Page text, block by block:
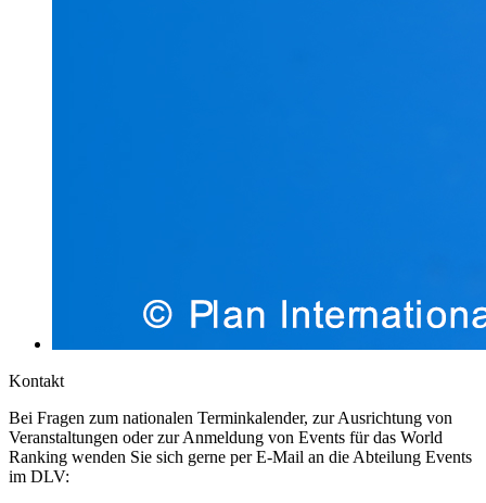
Kontakt
Bei Fragen zum nationalen Terminkalender, zur Ausrichtung von
Veranstaltungen oder zur Anmeldung von Events für das World
Ranking wenden Sie sich gerne per E-Mail an die Abteilung Events
im DLV: